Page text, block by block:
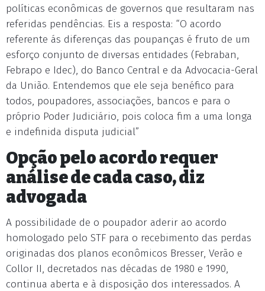
políticas econômicas de governos que resultaram nas
referidas pendências. Eis a resposta: “O acordo
referente ás diferenças das poupanças é fruto de um
esforço conjunto de diversas entidades (Febraban,
Febrapo e Idec), do Banco Central e da Advocacia-Geral
da União. Entendemos que ele seja benéfico para
todos, poupadores, associações, bancos e para o
próprio Poder Judiciário, pois coloca fim a uma longa
e indefinida disputa judicial”
Opção pelo acordo requer
análise de cada caso, diz
advogada
A possibilidade de o poupador aderir ao acordo
homologado pelo STF para o recebimento das perdas
originadas dos planos econômicos Bresser, Verão e
Collor II, decretados nas décadas de 1980 e 1990,
continua aberta e à disposição dos interessados. A